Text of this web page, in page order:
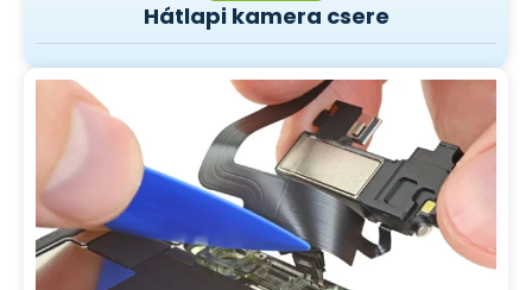
Hátlapi kamera csere